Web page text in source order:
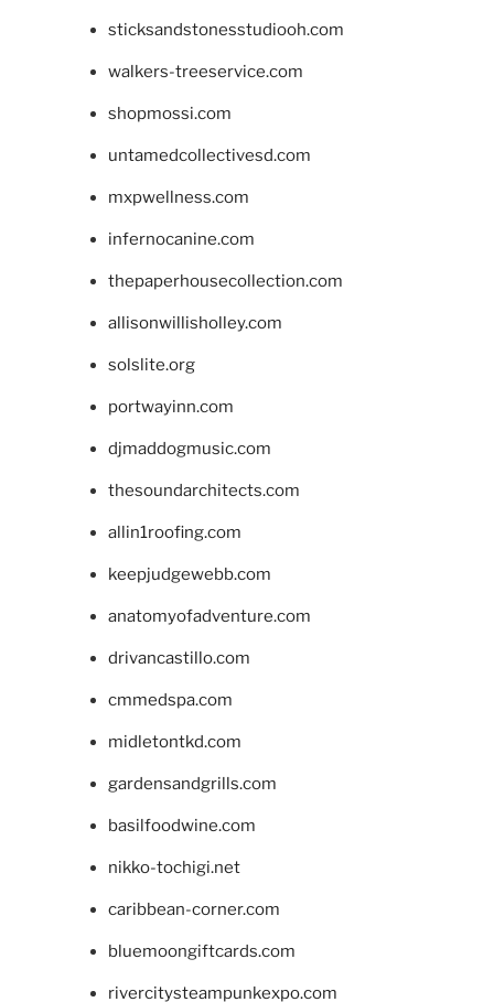
sticksandstonesstudiooh.com
walkers-treeservice.com
shopmossi.com
untamedcollectivesd.com
mxpwellness.com
infernocanine.com
thepaperhousecollection.com
allisonwillisholley.com
solslite.org
portwayinn.com
djmaddogmusic.com
thesoundarchitects.com
allin1roofing.com
keepjudgewebb.com
anatomyofadventure.com
drivancastillo.com
cmmedspa.com
midletontkd.com
gardensandgrills.com
basilfoodwine.com
nikko-tochigi.net
caribbean-corner.com
bluemoongiftcards.com
rivercitysteampunkexpo.com